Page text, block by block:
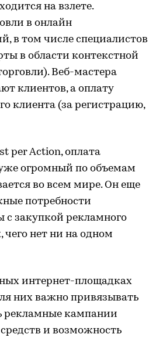
на взлете.
в онлайн
в том числе специалистов
в области контекстной
Веб-мастера
клиентов, а оплату
клиента (за регистрацию,
per Action, оплата
уже огромный по объемам
во всем мире. Он еще
потребности
с закупкой рекламного
нет ни на одном
интернет-площадках
них важно привязывать
рекламные кампании
и возможность